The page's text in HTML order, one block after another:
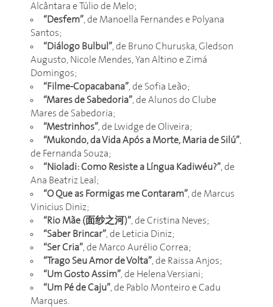
Alcântara e Túlio de Melo;
“Desfem”, de Manoella Fernandes e Polyana
Santos;
“Diálogo Bulbul”, de Bruno Churuska, Gledson
Augusto, Nicole Mendes, Yan Altino e Zimá
Domingos;
“Filme-Copacabana”, de Sofia Leão;
“Mares de Sabedoria”, de Alunos do Clube
Mares de Sabedoria;
“Mestrinhos”, de Lwidge de Oliveira;
“Mukondo, da Vida Após a Morte, Maria de Silú”,
de Fernanda Souza;
“Nioladi: Como Resiste a Língua Kadiwéu?”, de
Ana Beatriz Leal;
“O Que as Formigas me Contaram”, de Marcus
Vinicius Diniz;
“Rio Mãe (面纱之河)”, de Cristina Neves;
“Saber Brincar”, de Leticia Diniz;
“Ser Cria”, de Marco Aurélio Correa;
“Trago Seu Amor de Volta”, de Raissa Anjos;
“Um Gosto Assim”, de Helena Versiani;
“Um Pé de Caju”, de Pablo Monteiro e Cadu
Marques.